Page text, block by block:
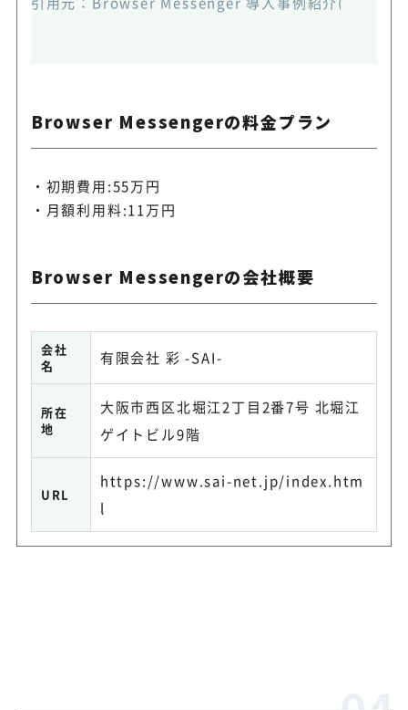
Browser Messengerの料金プラン
初期費用:55万円
月額利用料:11万円
Browser Messengerの会社概要
会社
名
有限会社 彩 -SAI-
所在
地
大阪市西区北堀江2丁目2番7号 北堀江
ゲイトビル9階
URL
https://www.sai-net.jp/index.htm
l